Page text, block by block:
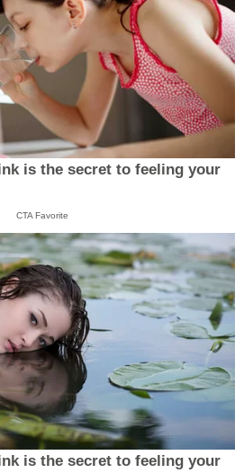
is the secret to feeling your
CTA Favorite
is the secret to feeling your